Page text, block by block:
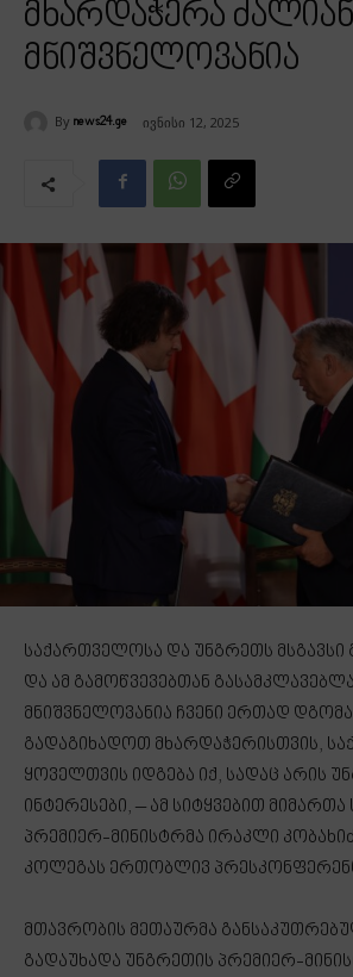
მხარდაჭერა ძალიან
მნიშვნელოვანია
By news24.ge ივნისი 12, 2025
საქართველოსა და უნგრეთს მსგავსი
და ამ გამოწვევებთან
მნიშვნელოვანია ჩვენი ერთად
გადაგიხადოთ მხარდაჭერისთვის,
ყოველთვის იდგება იქ, სადაც არის
ინტერესები, – ამ სიტყვებით
პრემიერ-მინისტრმა ირაკლი
კოლეგას ერთობლივ
მთავრობის მეთაურმა
გადაუხადა უნგრეთის პრემიერ-